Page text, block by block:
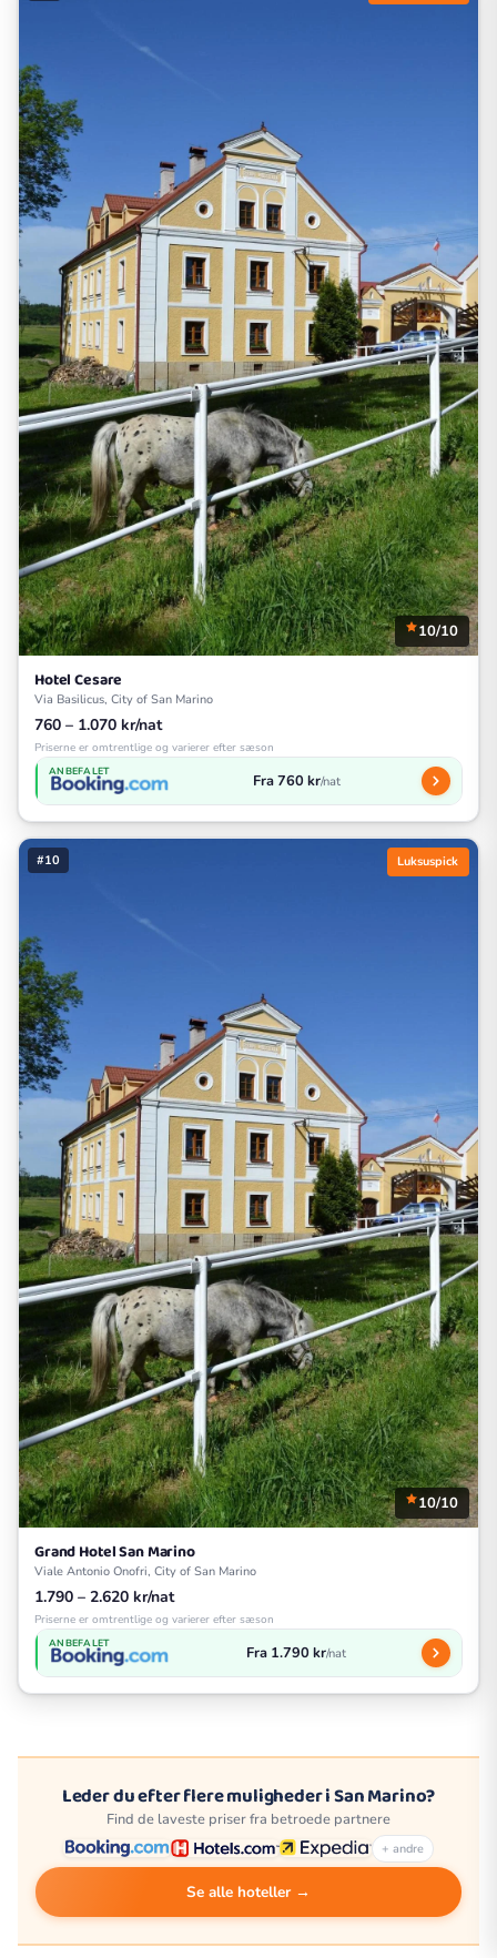
10/10
Hotel Cesare
Via Basilicus, City of San Marino
760 – 1.070 kr/nat
Priserne er omtrentlige og varierer efter sæson
ANBEFALET Fra 760 kr/nat
#10 Luksuspick
10/10
Grand Hotel San Marino
Viale Antonio Onofri, City of San Marino
1.790 – 2.620 kr/nat
Priserne er omtrentlige og varierer efter sæson
ANBEFALET Fra 1.790 kr/nat
Leder du efter flere muligheder i San Marino?
Find de laveste priser fra betroede partnere
+ andre
Se alle hoteller →